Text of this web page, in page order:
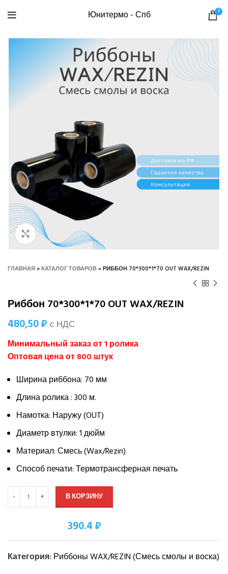
Юнитермо - Спб 0
Нажмите, чтобы увеличить
ГЛАВНАЯ»КАТАЛОГ ТОВАРОВ»РИББОН 70*300*1*70 OUT WAX/REZIN
Риббон 70*300*1*70 OUT WAX/REZIN
480,50₽ с НДС
Минимальный заказ от 1 ролика
Оптовая цена от 800 штук
Ширина риббона: 70 мм
Длина ролика : 300 м.
Намотка: Наружу (OUT)
Диаметр втулки: 1 дюйм
Материал: Смесь (Wax/Rezin)
Способ печати: Термотрансферная печать
В КОРЗИНУ
390.4 ₽
Категория: Риббоны WAX/REZIN (Смесь смолы и воска)